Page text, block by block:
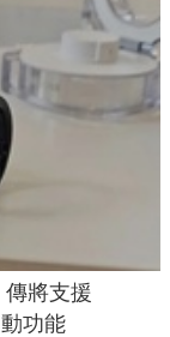
將支援
功能